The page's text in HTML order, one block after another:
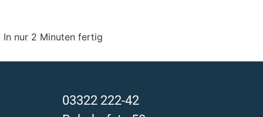
In nur 2 Minuten fertig
03322 222-42